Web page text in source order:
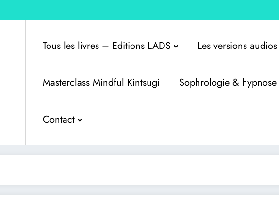
Edition – Sophrologie & hypnose
Tous les livres – Editions LADS Les versions audios
Masterclass Mindful Kintsugi Sophrologie & hypnose
Contact